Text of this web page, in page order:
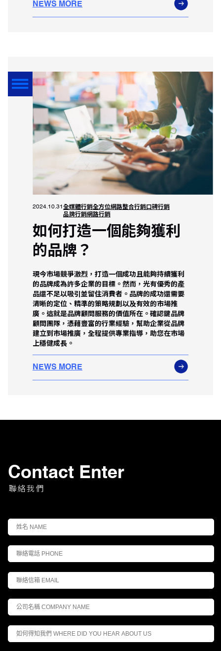
NEWS MORE
2024.10.31 全媒體行銷全方位網路整合行銷 口碑行銷
品牌行銷網路行銷
如何打造一個能夠獲利
的品牌？
現今市場競爭激烈，打造一個成功且能夠持續獲利
的品牌成為許多企業的目標。然而，光有優秀的產
品還不足以吸引並留住消費者。品牌的成功還需要
清晰的定位、精準的策略規劃以及有效的市場推
廣。這就是品牌顧問服務的價值所在。確認鍵品牌
顧問團隊，憑藉豐富的行業經驗，幫助企業從品牌
建立到市場推廣，全程提供專業指導，助您在市場
上穩健成長。
NEWS MORE
Contact Enter
聯絡我們